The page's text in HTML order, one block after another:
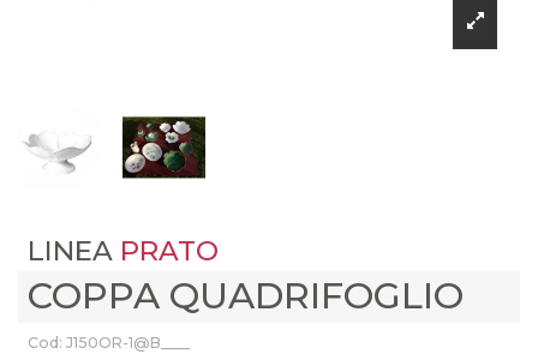
LINEA PRATO
COPPA QUADRIFOGLIO
Cod: J150OR-1@B____